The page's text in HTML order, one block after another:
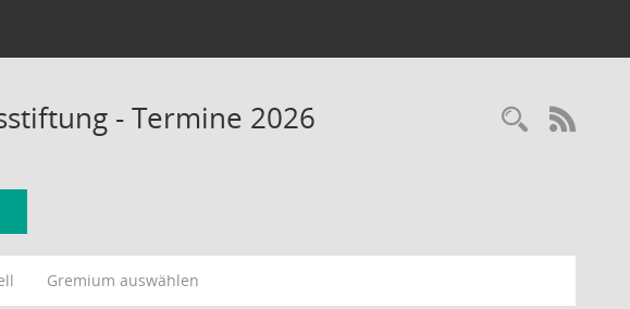
- Termine 2026
Gremium auswählen